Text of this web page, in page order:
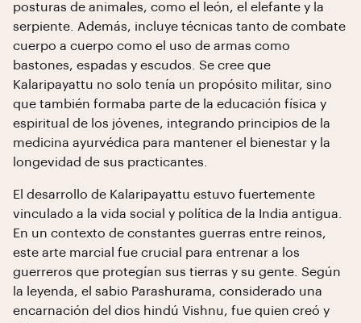
posturas de animales, como el león, el elefante y la
serpiente. Además, incluye técnicas tanto de combate
cuerpo a cuerpo como el uso de armas como
bastones, espadas y escudos. Se cree que
Kalaripayattu no solo tenía un propósito militar, sino
que también formaba parte de la educación física y
espiritual de los jóvenes, integrando principios de la
medicina ayurvédica para mantener el bienestar y la
longevidad de sus practicantes.
El desarrollo de Kalaripayattu estuvo fuertemente
vinculado a la vida social y política de la India antigua.
En un contexto de constantes guerras entre reinos,
este arte marcial fue crucial para entrenar a los
guerreros que protegían sus tierras y su gente. Según
la leyenda, el sabio Parashurama, considerado una
encarnación del dios hindú Vishnu, fue quien creó y